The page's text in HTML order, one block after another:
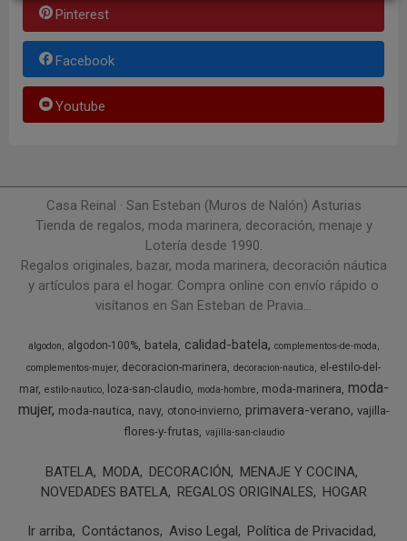
Pinterest
Facebook
Youtube
Casa Reinal · San Esteban (Muros de Nalón) Asturias
Tienda de regalos, moda marinera, decoración, menaje y
Lotería desde 1990.
Regalos originales, bazar, moda marinera, decoración náutica
y artículos para el hogar. Compra online con envío rápido o
visítanos en San Esteban de Pravia...
algodon algodon-100% batela calidad-batela
complementos-de-moda
complementos-mujer decoracion-marinera decoracion-nautica
el-estilo-del-
mar estilo-nautico loza-san-claudio moda-hombre moda-marinera moda-
mujer moda-nautica navy otono-invierno primavera-verano vajilla-
flores-y-frutas vajilla-san-claudio
BATELA MODA DECORACIÓN
MENAJE Y COCINA
NOVEDADES BATELA REGALOS ORIGINALES HOGAR
Ir arriba Contáctanos Aviso Legal Política de Privacidad